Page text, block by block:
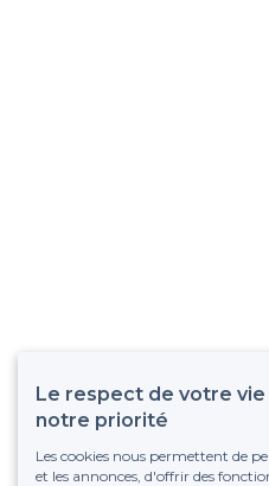
Le respect de votre
notre priorité
Les cookies nous permettent de
et les annonces, d'offrir des